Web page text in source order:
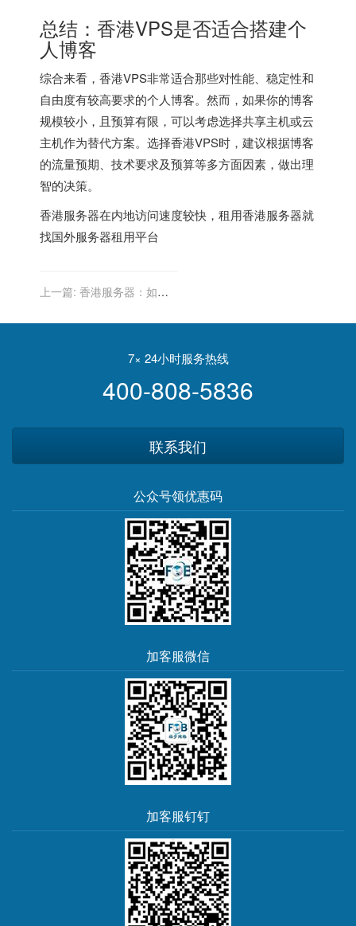
总结： 香港VPS是否适合搭建个
人博客
综合来看，香港VPS非常适合那些对性能、稳定性和
自由度有较高要求的个人博客。然而，如果你的博客
规模较小，且预算有限，可以考虑选择共享主机或云
主机作为替代方案。选择香港VPS时，建议根据博客
的流量预期、技术要求及预算等多方面因素，做出理
智的决策。
香港服务器在内地访问速度较快，租用香港服务器就
找国外服务器租用平台
上一篇: 香港服务器：如何
验？
7× 24小时服务热线
400-808-5836
联系我们
公众号领优惠码
加客服微信
加客服钉钉